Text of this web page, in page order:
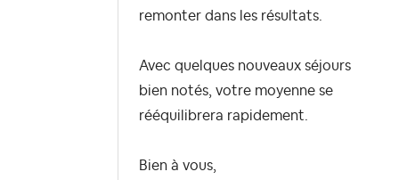
remonter dans les résultats.
Avec quelques nouveaux séjours
bien notés, votre moyenne se
rééquilibrera rapidement.
Bien à vous,